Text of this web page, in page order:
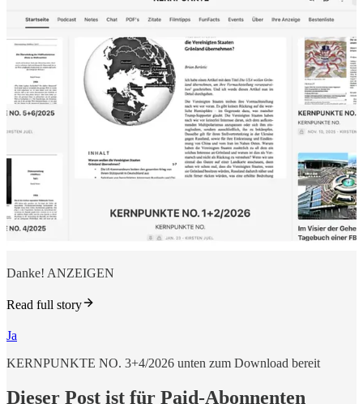
Danke! ANZEIGEN
Read full story
Ja
KERNPUNKTE NO. 3+4/2026 unten zum Download bereit
Dieser Post ist für Paid-Abonnenten